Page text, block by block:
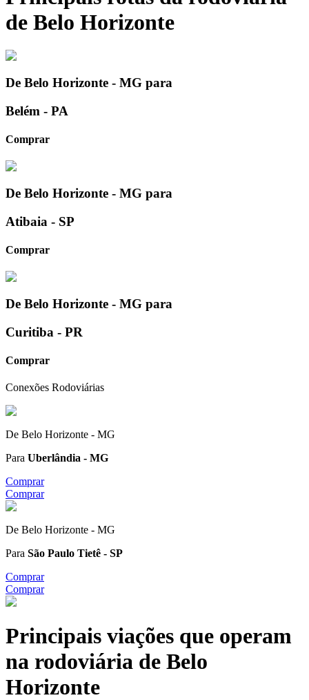
de Belo Horizonte
De Belo Horizonte - MG para
Belém - PA
Comprar
De Belo Horizonte - MG para
Atibaia - SP
Comprar
De Belo Horizonte - MG para
Curitiba - PR
Comprar
Conexões Rodoviárias
De Belo Horizonte - MG
Para Uberlândia - MG
Comprar
Comprar
De Belo Horizonte - MG
Para São Paulo Tietê - SP
Comprar
Comprar
Principais viações que operam
na rodoviária de Belo
Horizonte